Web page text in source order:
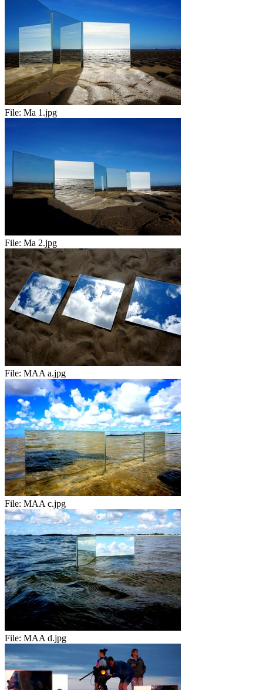
File: Ma 1.jpg
File: Ma 2.jpg
File: MAA a.jpg
File: MAA c.jpg
File: MAA d.jpg